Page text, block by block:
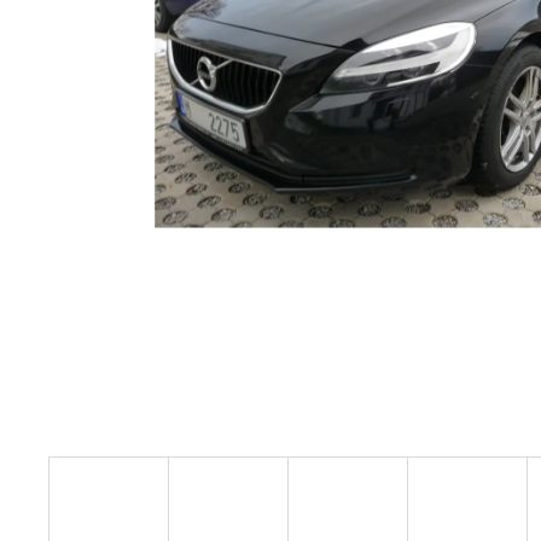
PEUGEOT 2008 GT LINE 1.5 HDI
AUTOMAT 1.MAJITEL KOUPENO V ČR
1.MAJITEL
389 000 Kč